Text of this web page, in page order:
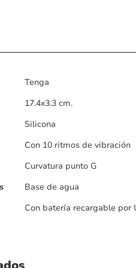
Tenga
17.4x3.3 cm.
Silicona
Con 10 ritmos de vibración
Curvatura punto G
Base de agua
Con batería recargable por